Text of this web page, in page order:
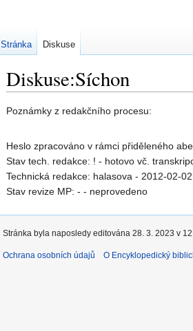
Diskuse:Síchon
Skočit
navigaci
Skočit
vyhledávání
Poznámky z redakčního procesu:
Heslo zpracováno v rámci přiděleného
Stav tech. redakce: ! - hotovo vč.
Technická redakce: halasova - 2012-02-02
Stav revize MP: - - neprovedeno
Stránka Diskuse
Stránka byla naposledy editována 28. 3. 2023 v
Ochrana osobních údajů O Encyklopedický